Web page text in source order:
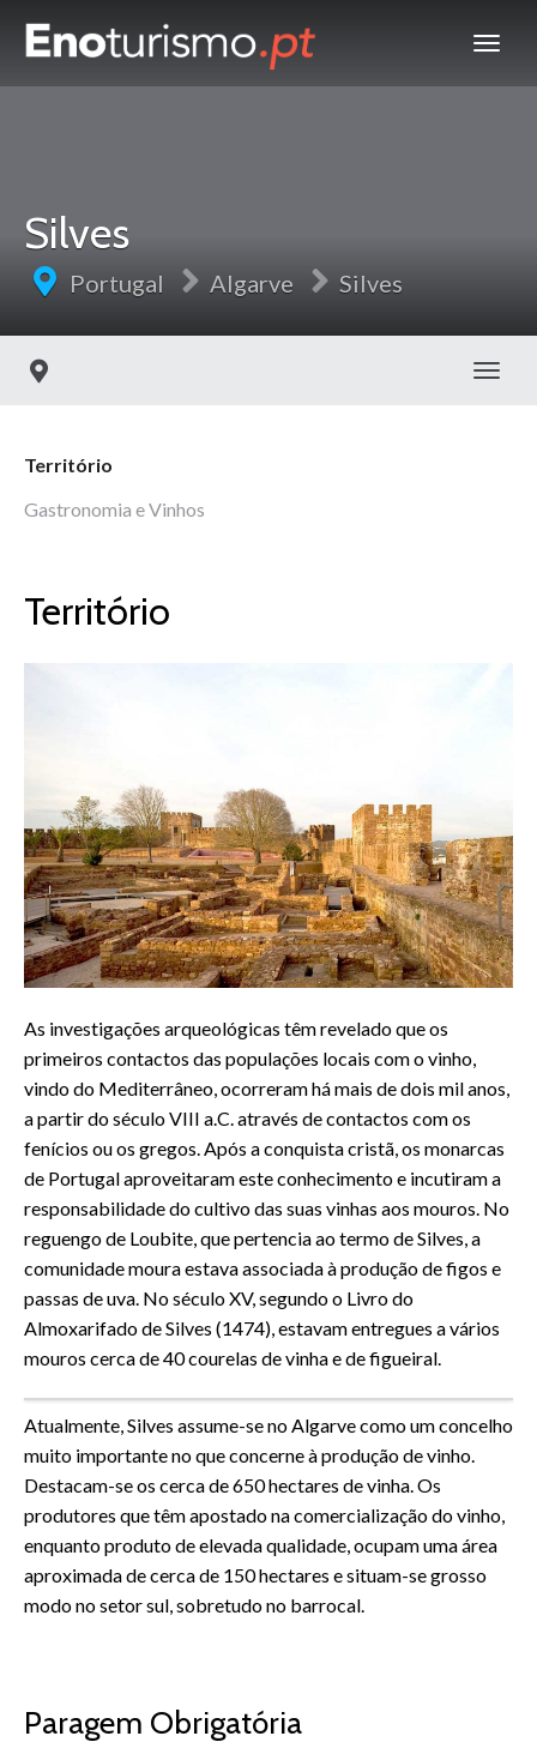
Silves
Portugal Algarve Silves
Território
Gastronomia e Vinhos
Território
As investigações arqueológicas têm revelado que os
primeiros contactos das populações locais com o vinho,
vindo do Mediterrâneo, ocorreram há mais de dois mil anos,
a partir do século VIII a.C. através de contactos com os
fenícios ou os gregos. Após a conquista cristã, os monarcas
de Portugal aproveitaram este conhecimento e incutiram a
responsabilidade do cultivo das suas vinhas aos mouros. No
reguengo de Loubite, que pertencia ao termo de Silves, a
comunidade moura estava associada à produção de figos e
passas de uva. No século XV, segundo o Livro do
Almoxarifado de Silves (1474), estavam entregues a vários
mouros cerca de 40 courelas de vinha e de figueiral.
Atualmente, Silves assume-se no Algarve como um concelho
muito importante no que concerne à produção de vinho.
Destacam-se os cerca de 650 hectares de vinha. Os
produtores que têm apostado na comercialização do vinho,
enquanto produto de elevada qualidade, ocupam uma área
aproximada de cerca de 150 hectares e situam-se grosso
modo no setor sul, sobretudo no barrocal.
Paragem Obrigatória